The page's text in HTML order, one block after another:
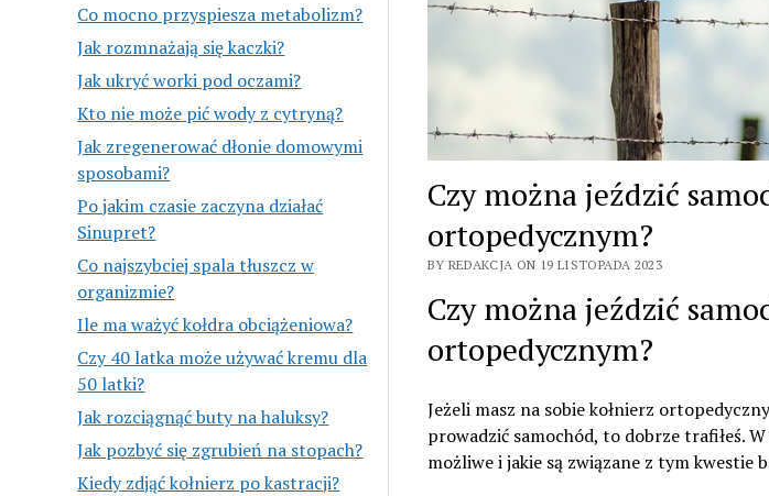
Co mocno przyspiesza metabolizm?
Jak rozmnażają się kaczki?
Jak ukryć worki pod oczami?
Kto nie może pić wody z cytryną?
Jak zregenerować dłonie domowymi
sposobami?
Po jakim czasie zaczyna działać
Sinupret?
Co najszybciej spala tłuszcz w
organizmie?
Ile ma ważyć kołdra obciążeniowa?
Czy 40 latka może używać kremu dla
50 latki?
Jak rozciągnąć buty na haluksy?
Jak pozbyć się zgrubień na stopach?
Kiedy zdjąć kołnierz po kastracji?
Czy można jeździć
ortopedycznym?
BY REDAKCJA ON 19 LISTOPADA 2023
Czy można jeździć
ortopedycznym?
Jeżeli masz na sobie kołnierz
prowadzić samochód, to dobrze trafiłeś.
możliwe i jakie są związane z tym kwestie